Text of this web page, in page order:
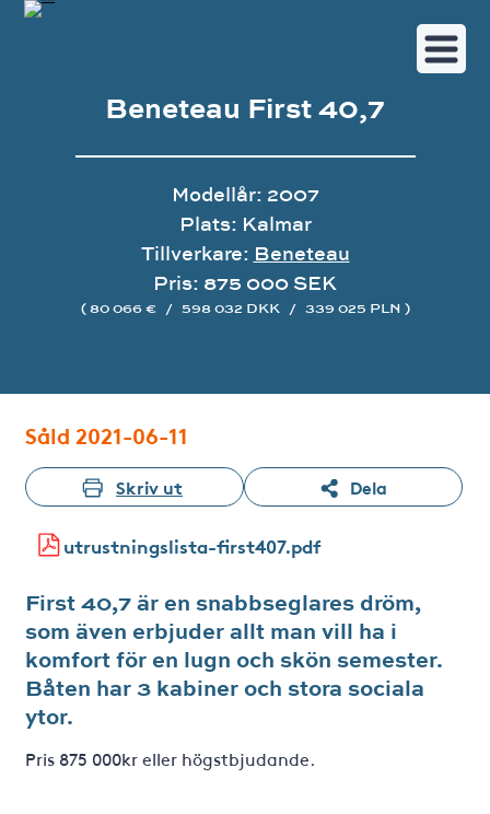
Beneteau First 40,7
Modellår: 2007
Plats: Kalmar
Tillverkare: Beneteau
Pris: 875 000 SEK
( 80 066 € / 598 032 DKK / 339 025 PLN )
Såld 2021-06-11
Skriv ut Dela
utrustningslista-first407.pdf
First 40,7 är en snabbseglares dröm,
som även erbjuder allt man vill ha i
komfort för en lugn och skön semester.
Båten har 3 kabiner och stora sociala
ytor.
Pris 875 000kr eller högstbjudande.